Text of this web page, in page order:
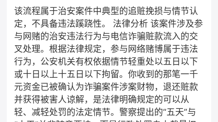
该流程属于治安案件中典型的追赃挽损与情节认
定，不具备违法蹊跷性。 法律分析 该案件涉及参
与网赌的治安违法行为与电信诈骗赃款流入的交
叉处理。根据法律规定，参与网络赌博属于违法
行为，公安机关有权依据情节轻重处以五日以下
或十日以上十五日以下拘留。你收到的那笔一千
元资金已被确认为诈骗案件涉案财物，退还赃款
并获得被害人谅解，是法律明确规定的可以从
轻、减轻处罚的法定情节。警察提出的“五天”与